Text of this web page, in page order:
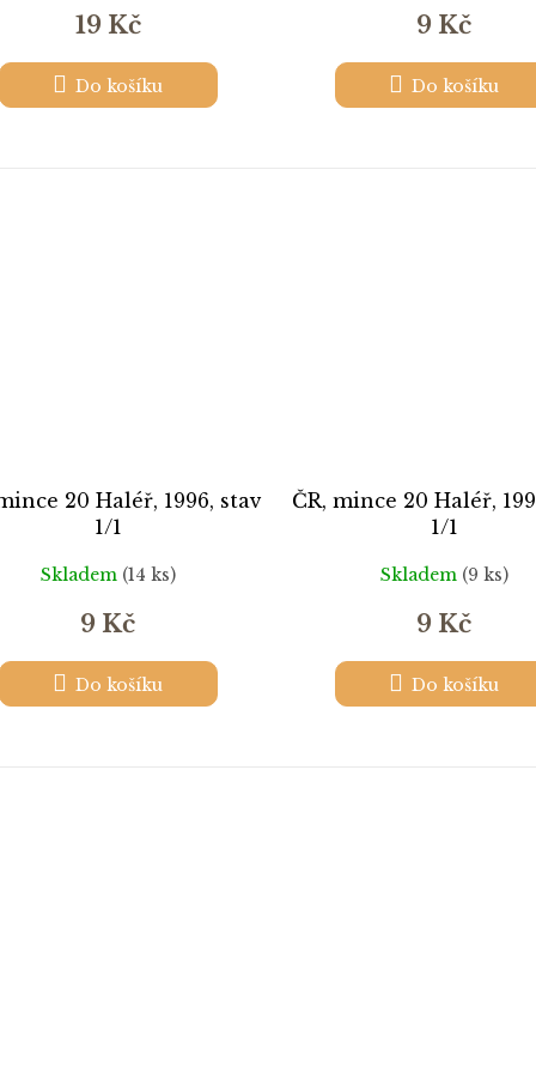
19 Kč
Do košíku
9 Kč
Do košíku
20 Haléř, 1996, stav
1/1
Skladem (14 ks)
9 Kč
Do košíku
ČR, mince 20 Haléř,
1/1
Skladem (9 ks)
9 Kč
Do košíku